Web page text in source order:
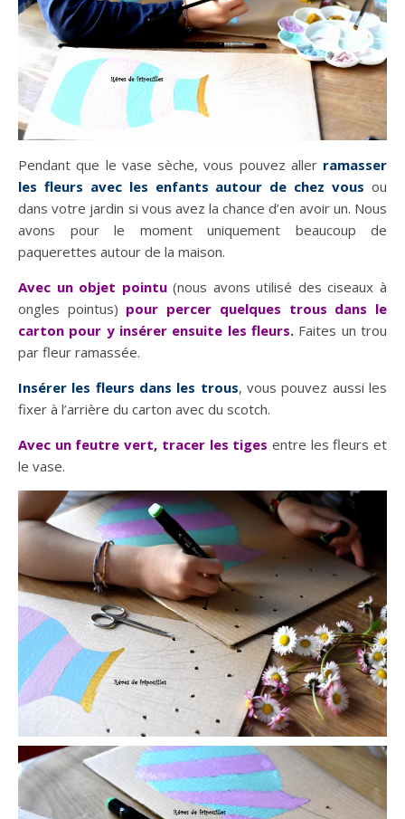
Pendant que le vase sèche, vous pouvez aller ramasser
les fleurs avec les enfants autour de chez vous ou
dans votre jardin si vous avez la chance d’en avoir un. Nous
avons pour le moment uniquement beaucoup de
paquerettes autour de la maison.
Avec un objet pointu(nous avons utilisé des ciseaux à
ongles pointus) pour percer quelques trous dans le
carton pour y insérer ensuite les fleurs. Faites un trou
par fleur ramassée.
Insérer les fleurs dans les trous, vous pouvez aussi les
fixer à l’arrière du carton avec du scotch.
Avec un feutre vert, tracer les tiges entre les fleurs et
le vase.